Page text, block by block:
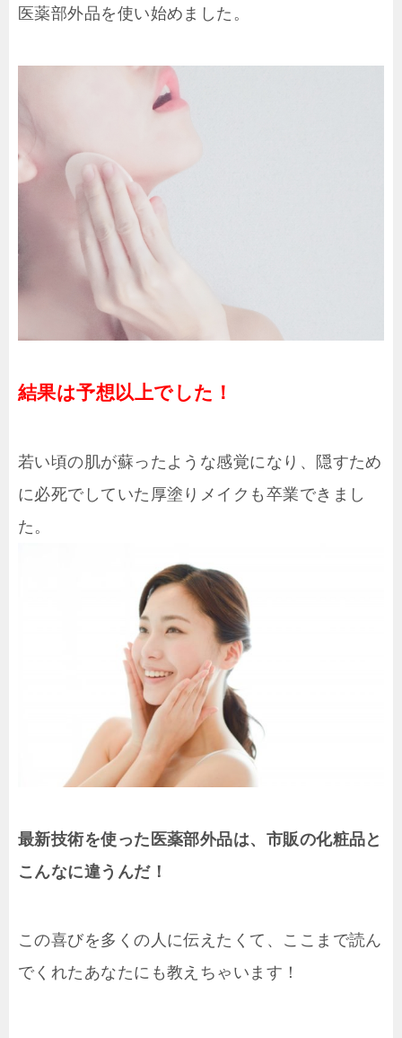
医薬部外品を使い始めました。
結果は予想以上でした！
若い頃の肌が蘇ったような感覚になり、隠すため
に必死でしていた厚塗りメイクも卒業できまし
た。
最新技術を使った医薬部外品は、市販の化粧品と
こんなに違うんだ！
この喜びを多くの人に伝えたくて、ここまで読ん
でくれたあなたにも教えちゃいます！